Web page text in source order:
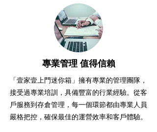
專業管理 值得信賴
「壹家壹上門迷你箱」擁有專業的管理團隊，
接受過專業培訓，具備豐富的行業經驗。從客
戶服務到存倉管理，每一個環節都由專業人員
嚴格把控，確保最佳的運營效率和客戶體驗。